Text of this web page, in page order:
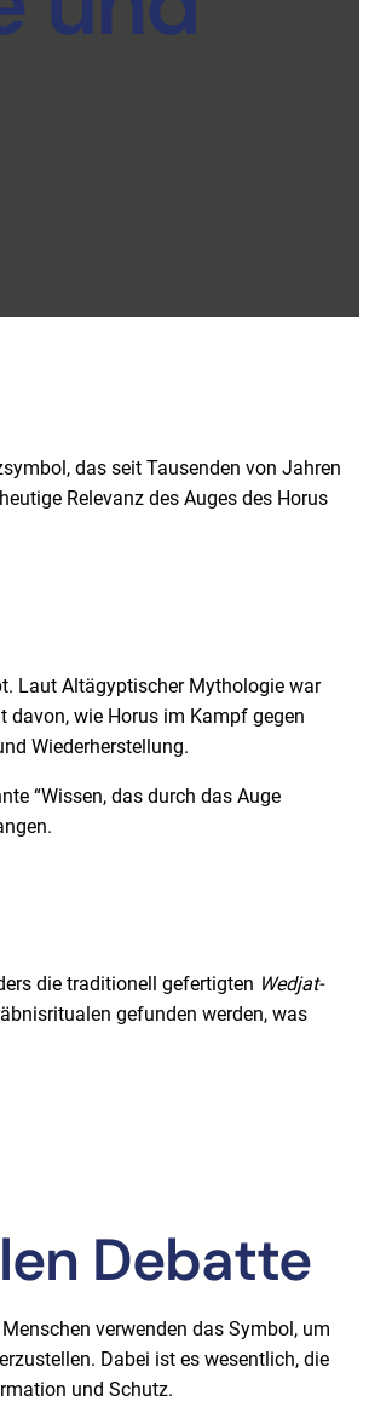
das seit Tausenden von Jahren
Relevanz des Auges des Horus
Laut Altägyptischer Mythologie war
davon, wie Horus im Kampf gegen
Wiederherstellung.
“Wissen, das durch das Auge
die traditionell gefertigten Wedjat-
gefunden werden, was
Debatte
verwenden das Symbol, um
Dabei ist es wesentlich, die
und Schutz.